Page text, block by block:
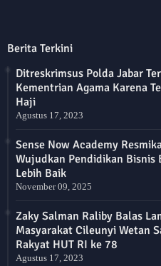
Berita Terkini
Ditreskrimsus Polda Jabar
Kementrian Agama Karena
Haji
Agustus 17, 2023
Sense Now Academy
Wujudkan Pendidikan Bisnis
Lebih Baik
November 09, 2025
Zaky Salman Raliby Balas
Masyarakat Cileunyi Wetan
Rakyat HUT RI ke 78
Agustus 17, 2023